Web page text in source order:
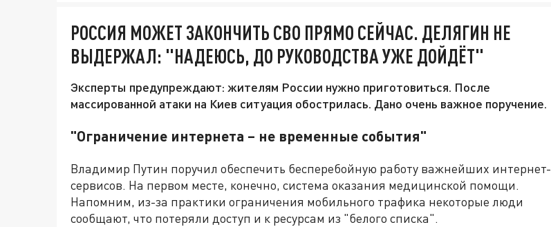
РОССИЯ МОЖЕТ ЗАКОНЧИТЬ СВО ПРЯМО СЕЙЧАС. ДЕЛЯГИН НЕ
ВЫДЕРЖАЛ: "НАДЕЮСЬ, ДО РУКОВОДСТВА УЖЕ ДОЙДЁТ"
Эксперты предупреждают: жителям России нужно приготовиться. После
массированной атаки на Киев ситуация обострилась. Дано очень важное поручение.
"Ограничение интернета – не временные события"
Владимир Путин поручил обеспечить бесперебойную работу важнейших интернет-
сервисов. На первом месте, конечно, система оказания медицинской помощи.
Напомним, из-за практики ограничения мобильного трафика некоторые люди
сообщают, что потеряли доступ и к ресурсам из "белого списка".